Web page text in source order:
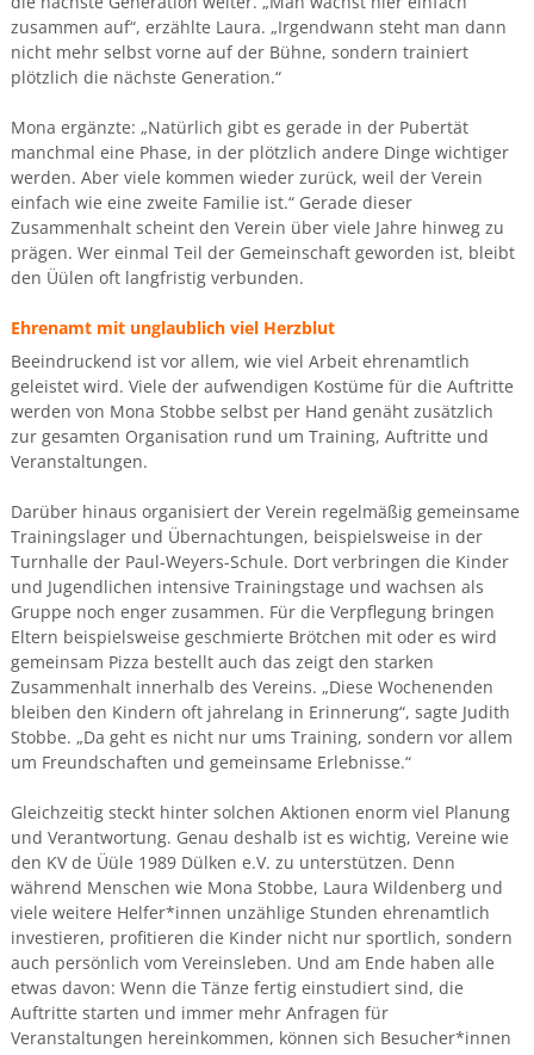
zusammen auf“, erzählte Laura. „Irgendwann steht man dann
nicht mehr selbst vorne auf der Bühne, sondern trainiert
plötzlich die nächste Generation.“
Mona ergänzte: „Natürlich gibt es gerade in der Pubertät
manchmal eine Phase, in der plötzlich andere Dinge wichtiger
werden. Aber viele kommen wieder zurück, weil der Verein
einfach wie eine zweite Familie ist.“ Gerade dieser
Zusammenhalt scheint den Verein über viele Jahre hinweg zu
prägen. Wer einmal Teil der Gemeinschaft geworden ist, bleibt
den Üülen oft langfristig verbunden.
Ehrenamt mit unglaublich viel Herzblut
Beeindruckend ist vor allem, wie viel Arbeit ehrenamtlich
geleistet wird. Viele der aufwendigen Kostüme für die Auftritte
werden von Mona Stobbe selbst per Hand genäht zusätzlich
zur gesamten Organisation rund um Training, Auftritte und
Veranstaltungen.
Darüber hinaus organisiert der Verein regelmäßig gemeinsame
Trainingslager und Übernachtungen, beispielsweise in der
Turnhalle der Paul-Weyers-Schule. Dort verbringen die Kinder
und Jugendlichen intensive Trainingstage und wachsen als
Gruppe noch enger zusammen. Für die Verpflegung bringen
Eltern beispielsweise geschmierte Brötchen mit oder es wird
gemeinsam Pizza bestellt auch das zeigt den starken
Zusammenhalt innerhalb des Vereins. „Diese Wochenenden
bleiben den Kindern oft jahrelang in Erinnerung“, sagte Judith
Stobbe. „Da geht es nicht nur ums Training, sondern vor allem
um Freundschaften und gemeinsame Erlebnisse.“
Gleichzeitig steckt hinter solchen Aktionen enorm viel Planung
und Verantwortung. Genau deshalb ist es wichtig, Vereine wie
den KV de Üüle 1989 Dülken e.V. zu unterstützen. Denn
während Menschen wie Mona Stobbe, Laura Wildenberg und
viele weitere Helfer*innen unzählige Stunden ehrenamtlich
investieren, profitieren die Kinder nicht nur sportlich, sondern
auch persönlich vom Vereinsleben. Und am Ende haben alle
etwas davon: Wenn die Tänze fertig einstudiert sind, die
Auftritte starten und immer mehr Anfragen für
Veranstaltungen hereinkommen, können sich Besucher*innen